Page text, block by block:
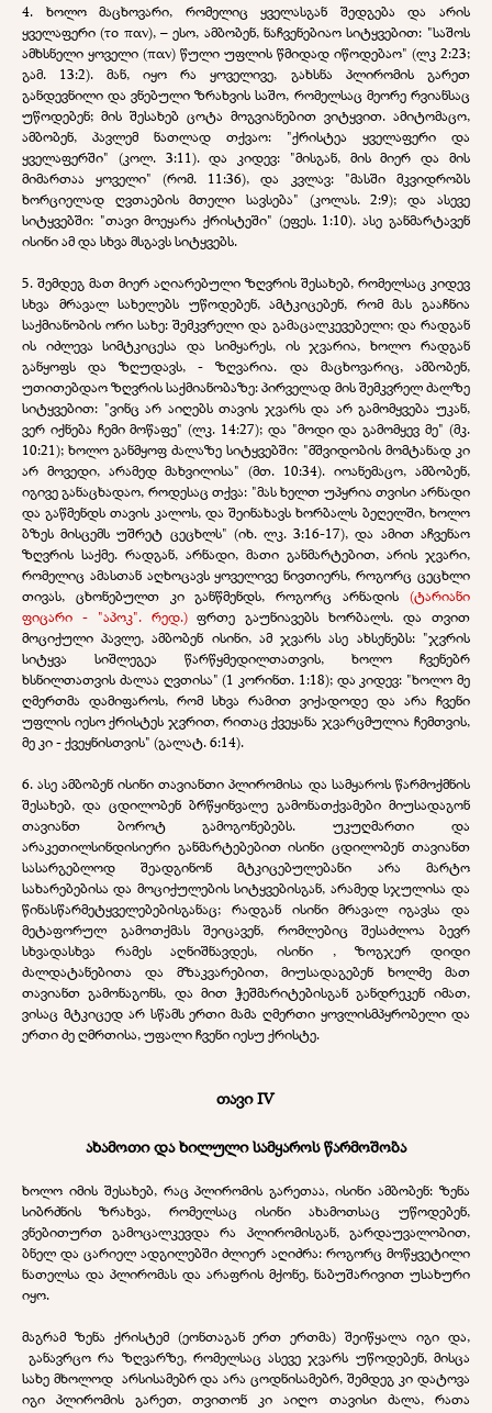
4. ხოლო მაცხოვარი, რომელიც ყველასგან შედგება და არის
ყველაფერი (το παν), – ესო, ამბობენ, ნაჩვენებიაო სიტყვებით: "საშოს
ამხსნელი ყოველი (παν) წული უფლის წმიდად იწოდებაო" (ლკ 2:23;
გამ. 13:2). მან, იყო რა ყოველივე, გახსნა პლირომის გარეთ
განდევნილი და ვნებული ზრახვის საშო, რომელსაც მეორე რვიანსაც
უწოდებენ; მის შესახებ ცოტა მოგვიანებით ვიტყვით. ამიტომაცო,
ამბობენ, პავლემ ნათლად თქვაო: "ქრისტეა ყველაფერი და
ყველაფერში" (კოლ. 3:11). და კიდევ: "მისგან, მის მიერ და მის
მიმართაა ყოველი" (რომ. 11:36), და კვლავ: "მასში მკვიდრობს
ხორციელად ღვთაების მთელი სავსება" (კოლას. 2:9); და ასევე
სიტყვებში: "თავი მოეყარა ქრისტეში" (ეფეს. 1:10). ასე განმარტავენ
ისინი ამ და სხვა მსგავს სიტყვებს.
5. შემდეგ მათ მიერ აღიარებული ზღვრის შესახებ, რომელსაც კიდევ
სხვა მრავალ სახელებს უწოდებენ, ამტკიცებენ, რომ მას გააჩნია
საქმიანობის ორი სახე: შემკვრელი და გამაცალკევებელი; და რადგან
ის იძლევა სიმტკიცესა და სიმყარეს, ის ჯვარია, ხოლო რადგან
განყოფს და ზღუდავს, - ზღვარია. და მაცხოვარიც, ამბობენ,
უთითებდაო ზღვრის საქმიანობაზე: პირველად მის შემკვრელ ძალზე
სიტყვებით: "ვინც არ აიღებს თავის ჯვარს და არ გამომყვება უკან,
ვერ იქნება ჩემი მოწაფე" (ლკ. 14:27); და "მოდი და გამომყევ მე" (მკ.
10:21); ხოლო განმყოფ ძალაზე სიტყვებში: "მშვიდობის მომტანად კი
არ მოვედი, არამედ მახვილისა" (მთ. 10:34). იოანემაცო, ამბობენ,
იგივე განაცხადაო, როდესაც თქვა: "მას ხელთ უპყრია თვისი არნადი
და გაწმენდს თავის კალოს, და შეინახავს ხორბალს ბეღელში, ხოლო
ბზეს მისცემს უშრეტ ცეცხლს" (იხ. ლკ. 3:16-17), და ამით აჩვენაო
ზღვრის საქმე. რადგან, არნადი, მათი განმარტებით, არის ჯვარი,
რომელიც ამასთან აღხოცავს ყოველივე ნივთიერს, როგორც ცეცხლი
თივას, ცხონებულთ კი განწმენდს, როგორც არნადის (ტარიანი
ფიცარი - "აპოკ". რედ.)ფრთე გაუნიავებს ხორბალს. და თვით
მოციქული პავლე, ამბობენ ისინი, ამ ჯვარს ასე ახსენებს: "ჯვრის
სიტყვა სიშლეგეა წარწყმედილთათვის, ხოლო ჩვენებრ
ხსნილთათვის ძალაა ღვთისა" (1 კორინთ. 1:18); და კიდევ: "ხოლო მე
ღმერთმა დამიფაროს, რომ სხვა რამით ვიქადოდე და არა ჩვენი
უფლის იესო ქრისტეს ჯვრით, რითაც ქვეყანა ჯვარცმულია ჩემთვის,
მე კი - ქვეყნისთვის" (გალატ. 6:14).
6. ასე ამბობენ ისინი თავიანთი პლირომისა და სამყაროს წარმოქმნის
შესახებ, და ცდილობენ ბრწყინვალე გამონათქვამები მიუსადაგონ
თავიანთ ბოროტ გამოგონებებს. უკუღმართი და
არაკეთილსინდისიერი განმარტებებით ისინი ცდილობენ თავიანთ
სასარგებლოდ შეადგინონ მტკიცებულებანი არა მარტო
სახარებებისა და მოციქულების სიტყვებისგან, არამედ სჯულისა და
წინასწარმეტყველებებისგანაც; რადგან ისინი მრავალ იგავსა და
მეტაფორულ გამოთქმას შეიცავენ, რომლებიც შესაძლოა ბევრ
სხვადასხვა რამეს აღნიშნავდეს, ისინი , ზოგჯერ დიდი
ძალდატანებითა და მზაკვარებით, მიუსადაგებენ ხოლმე მათ
თავიანთ გამონაგონს, და მით ჭეშმარიტებისგან განდრეკენ იმათ,
ვისაც მტკიცედ არ სწამს ერთი მამა ღმერთი ყოვლისმპყრობელი და
ერთი ძე ღმრთისა, უფალი ჩვენი იესუ ქრისტე.
თავი IV
ახამოთი და ხილული სამყაროს წარმოშობა
ხოლო იმის შესახებ, რაც პლირომის გარეთაა, ისინი ამბობენ: ზენა
სიბრძნის ზრახვა, რომელსაც ისინი ახამოთსაც უწოდებენ,
ვნებითურთ გამოცალკევდა რა პლირომისგან, გარდაუვალობით,
ბნელ და ცარიელ ადგილებში ძლიერ აღიძრა: როგორც მოწყვეტილი
ნათელსა და პლირომას და არაფრის მქონე, ნაბუშარივით უსახური
იყო.
მაგრამ ზენა ქრისტემ (ეონთაგან ერთ ერთმა) შეიწყალა იგი და,
განავრცო რა ზღვარზე, რომელსაც ასევე ჯვარს უწოდებენ, მისცა
სახე მხოლოდ არსისამებრ და არა ცოდნისამებრ, შემდეგ კი დატოვა
იგი პლირომის გარეთ, თვითონ კი აიღო თავისი ძალა, რათა